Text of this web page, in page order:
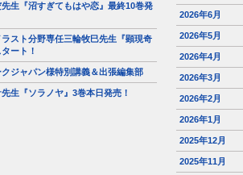
生『沼すぎてもはや恋』最終10巻発
ラスト分野専任三輪牧巳先生『顕現奇
ート！
ジャパン様特別講義＆出張編集部
生『ソラノヤ』3巻本日発売！
2026年6月
2026年5月
2026年4月
2026年3月
2026年2月
2026年1月
2025年12月
2025年11月